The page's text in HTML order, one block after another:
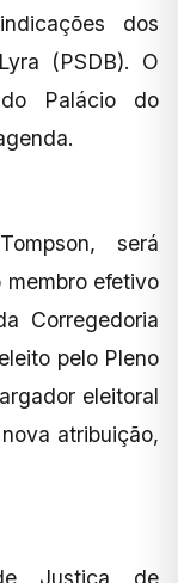
dos
(PSDB). O
Palácio do
será
membro efetivo
Corregedoria
pelo Pleno
eleitoral
atribuição,